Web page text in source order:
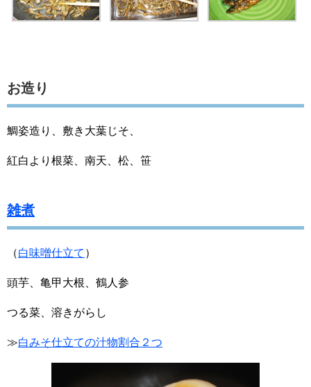
お造り
鯛姿造り、敷き大葉じそ、
紅白より根菜、南天、松、笹
雑煮
（白味噌仕立て ）
頭芋、亀甲大根、鶴人参
つる菜、溶きがらし
≫白みそ仕立ての汁物割合２つ